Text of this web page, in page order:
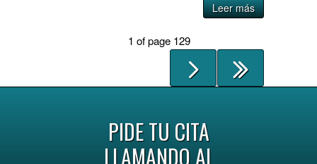
Leer más
1 of page 129
PIDE TU CITA
LLAMANDO AL